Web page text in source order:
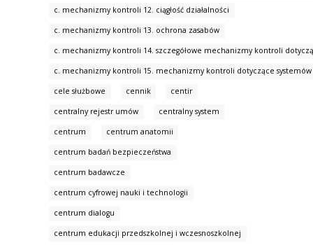
c. mechanizmy kontroli 12. ciągłość działalności
c. mechanizmy kontroli 13. ochrona zasabów
c. mechanizmy kontroli 14. szczegółowe mechanizmy kontroli
c. mechanizmy kontroli 15. mechanizmy kontroli dotyczące
cele służbowe cennik centir
centralny rejestr umów centralny system
centrum centrum anatomii
centrum badań bezpieczeństwa
centrum badawcze
centrum cyfrowej nauki i technologii
centrum dialogu
centrum edukacji przedszkolnej i wczesnoszkolnej